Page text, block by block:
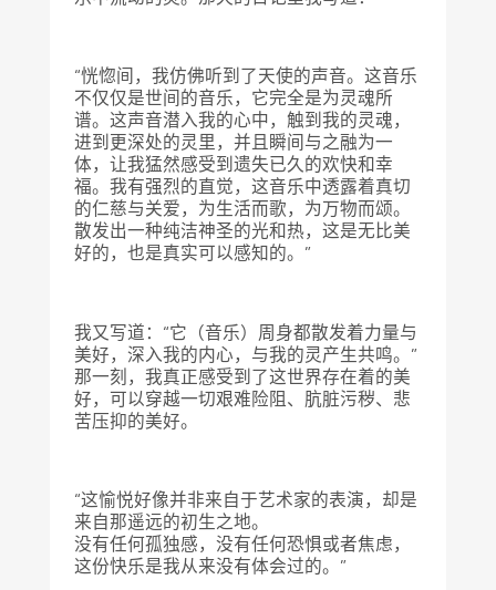
“恍惚间，我仿佛听到了天使的声音。这音乐
不仅仅是世间的音乐，它完全是为灵魂所
谱。这声音潜入我的心中，触到我的灵魂，
进到更深处的灵里，并且瞬间与之融为一
体，让我猛然感受到遗失已久的欢快和幸
福。我有强烈的直觉，这音乐中透露着真切
的仁慈与关爱，为生活而歌，为万物而颂。
散发出一种纯洁神圣的光和热，这是无比美
好的，也是真实可以感知的。”
我又写道：“它（音乐）周身都散发着力量与
美好，深入我的内心，与我的灵产生共鸣。”
那一刻，我真正感受到了这世界存在着的美
好，可以穿越一切艰难险阻、肮脏污秽、悲
苦压抑的美好。
“这愉悦好像并非来自于艺术家的表演，却是
来自那遥远的初生之地。
没有任何孤独感，没有任何恐惧或者焦虑，
这份快乐是我从来没有体会过的。”